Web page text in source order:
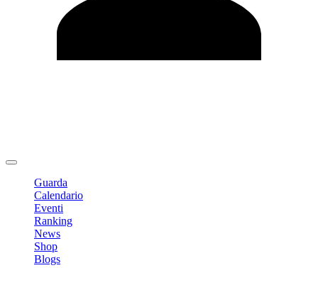
Guarda
Calendario
Eventi
Ranking
News
Shop
Blogs